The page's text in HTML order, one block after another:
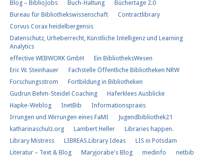
Blog – BiblioJobs
Buch-Haltung
Büchertage 2.0
Bureau für Bibliothekswissenschaft
Contractlibrary
Corvus Corax heidelbergensis
Datenschutz, Urheberrecht, Künstliche Intelligenz und Learning
Analytics
effective WEBWORK GmbH
Ein BibliotheksWesen
Eric W. Steinhauer
Fachstelle Öffentliche Bibliotheken NRW
Forschungs​strom​
Fortbildung in Bibliotheken
Gudrun Behm-Steidel Coaching
Haferklees Ausblicke
Hapke-Weblog
InetBib
Informationspraxis
Irrungen und Wirrungen eines FaMI
Jugendbibliothek21
katharinaschulz.org
Lambert Heller
Libraries happen.
Library Mistress
LIBREAS.Library Ideas
LIS in Potsdam
Literatur – Text & Blog
Maryjorabe's Blog medinfo
netbib